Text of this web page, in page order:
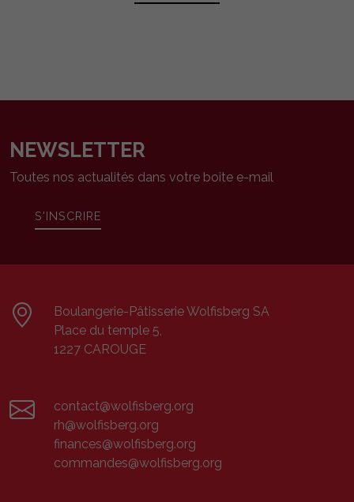
NEWSLETTER
Toutes nos actualités dans votre boite e-mail
S'INSCRIRE
Boulangerie-Pâtisserie Wolfisberg SA
Place du temple 5,
1227 CAROUGE
contact@wolfisberg.org
rh@wolfisberg.org
finances@wolfisberg.org
commandes@wolfisberg.org